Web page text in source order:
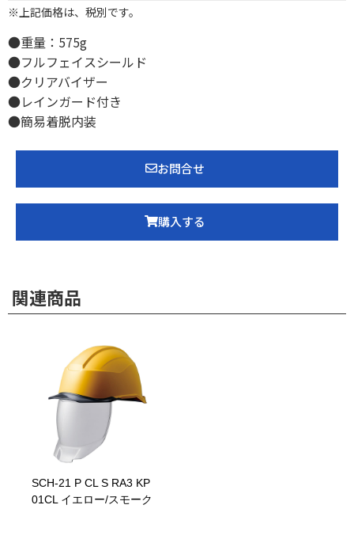
※上記価格は、税別です。
●重量：575g
●フルフェイスシールド
●クリアバイザー
●レインガード付き
●簡易着脱内装
お問合せ
購入する
関連商品
SCH-21 P CL S RA3 KP
01CL イエロー/スモーク